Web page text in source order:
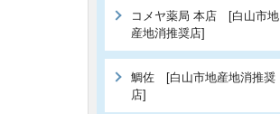
コメヤ薬局 本店 [白山市地
産地消推奨店]
鯛佐 [白山市地産地消推奨
店]